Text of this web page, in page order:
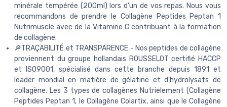
minérale tempérée (200ml) lors d’un de vos repas. Nous vous
recommandons de prendre le Collagène Peptides Peptan 1
Nutrimuscle avec de la Vitamine C contribuant à la formation
de collagène.
🔎TRAÇABILITÉ et TRANSPARENCE - Nos peptides de collagène
proviennent du groupe hollandais ROUSSELOT certifié HACCP
et ISO9001, spécialisé dans cette branche depuis 1891 et
leader mondial en matière de gélatine et d'hydrolysats de
collagène. Les 3 types de collagènes Nutrielement (Collagène
Peptides Peptan 1, le Collagène Colartix, ainsi que le Collagène